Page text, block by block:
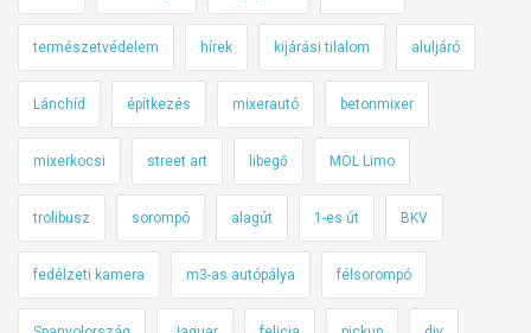
k
r
A
h
o
y
természetvédelem hírek kijárási tilalom aluljáró
Lánchíd építkezés mixerautó betonmixer
mixerkocsi street art libegő MOL Limo
trolibusz sorompó alagút 1-es út BKV
fedélzeti kamera m3-as autópálya félsorompó